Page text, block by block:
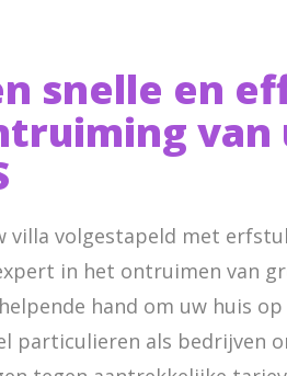
snelle en
van
villa volgestapeld met
in het ontruimen van
hand om uw huis
particulieren als bedrijven